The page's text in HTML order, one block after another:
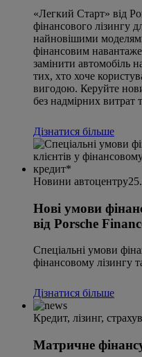
«Легкий Старт» від
фінансового лізингу
найновішими
фінансовим
замінити автомобіль
тих, хто хоче
вигодою. Керуйте
без надмірних витрат
Дізнатися більше
Новини автоцентру
Нові умови
від Porsche
Спеціальні умови
фінансовому лізингу
Дізнатися більше
Кредит, лізинг,
Матричне